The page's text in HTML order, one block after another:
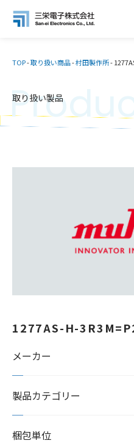
TOP-取り扱い商品-村田製作所-
取り扱い製品
1277AS-H-
メーカー
製品カテゴリー
梱包単位